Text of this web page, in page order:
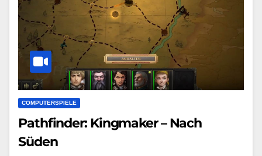
COMPUTERSPIELE
Pathfinder: Kingmaker – Nach
Süden